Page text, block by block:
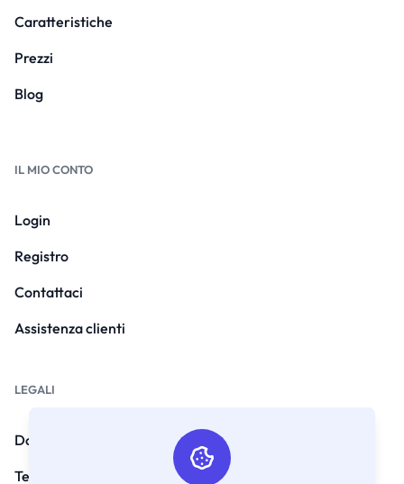
Caratteristiche
Prezzi
Blog
IL MIO CONTO
Login
Registro
Contattaci
Assistenza clienti
LEGALI
Domande frequenti
Termini e Condizioni